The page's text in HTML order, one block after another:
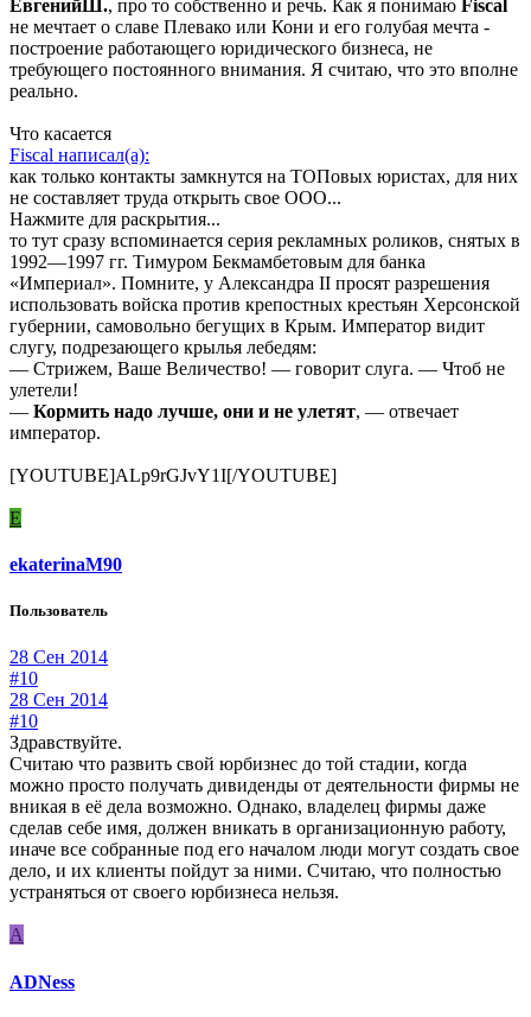
ЕвгенийШ., про то собственно и речь. Как я понимаю Fiscal
не мечтает о славе Плевако или Кони и его голубая мечта -
построение работающего юридического бизнеса, не
требующего постоянного внимания. Я считаю, что это вполне
реально.
Что касается
Fiscal написал(а):
как только контакты замкнутся на ТОПовых юристах, для них
не составляет труда открыть свое ООО...
Нажмите для раскрытия...
то тут сразу вспоминается серия рекламных роликов, снятых в
1992—1997 гг. Тимуром Бекмамбетовым для банка
«Империал». Помните, у Александра II просят разрешения
использовать войска против крепостных крестьян Херсонской
губернии, самовольно бегущих в Крым. Император видит
слугу, подрезающего крылья лебедям:
— Стрижем, Ваше Величество! — говорит слуга. — Чтоб не
улетели!
— Кормить надо лучше, они и не улетят, — отвечает
император.
[YOUTUBE]ALp9rGJvY1I[/YOUTUBE]
E
ekaterinaM90
Пользователь
28 Сен 2014
#10
28 Сен 2014
#10
Здравствуйте.
Считаю что развить свой юрбизнес до той стадии, когда
можно просто получать дивиденды от деятельности фирмы не
вникая в её дела возможно. Однако, владелец фирмы даже
сделав себе имя, должен вникать в организационную работу,
иначе все собранные под его началом люди могут создать свое
дело, и их клиенты пойдут за ними. Считаю, что полностью
устраняться от своего юрбизнеса нельзя.
A
ADNess